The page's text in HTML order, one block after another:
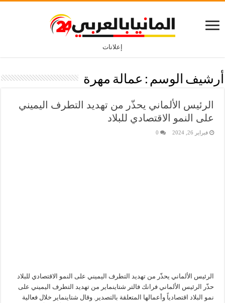
إعلانات
أرشيف الوسم : عمالة مهرة
الرئيس الألماني يحذّر من تهديد التطرف اليميني
على النمو الاقتصادي للبلاد
فبراير 26, 2024 0
الرئيس الألماني يحذّر من تهديد التطرف اليميني على النمو الاقتصادي للبلاد
حذّر الرئيس الألماني فرانك فالتر شتاينماير من تهديد التطرف اليميني على
نمو البلاد اقتصادياً وأعمالها المتعلقة بالتصدير. وقال شتاينماير خلال فعالية